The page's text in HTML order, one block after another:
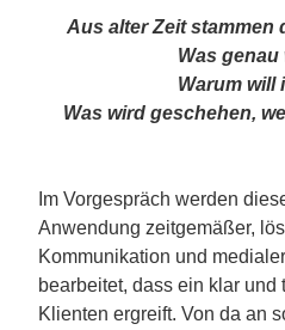
Aus alter Zeit stammen
Was
Warum will
Was wird geschehen,
Im Vorgespräch werden
Anwendung zeitgemäßer,
Kommunikation und
bearbeitet, dass ein klar und
Klienten ergreift. Von da an